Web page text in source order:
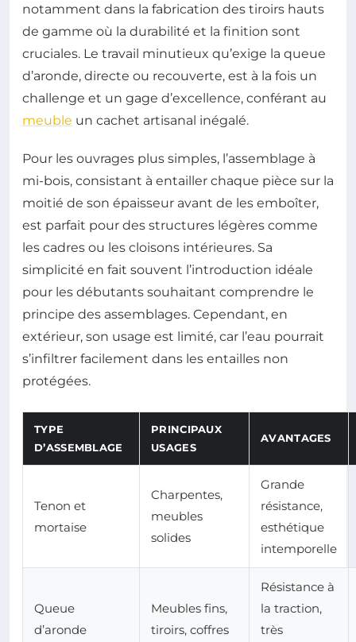
notamment dans la fabrication des tiroirs hauts
de gamme où la durabilité et la finition sont
cruciales. Le travail minutieux qu’exige la queue
d’aronde, directe ou recouverte, est à la fois un
challenge et un gage d’excellence, conférant au
meuble un cachet artisanal inégalé.
Pour les ouvrages plus simples, l’assemblage à
mi-bois, consistant à entailler chaque pièce sur la
moitié de son épaisseur avant de les emboîter,
est parfait pour des structures légères comme
les cadres ou les cloisons intérieures. Sa
simplicité en fait souvent l’introduction idéale
pour les débutants souhaitant comprendre le
principe des assemblages. Cependant, en
extérieur, son usage est limité, car l’eau pourrait
s’infiltrer facilement dans les entailles non
protégées.
TYPE
D’ASSEMBLAGE
PRINCIPAUX
USAGES
AVANTAGES
Tenon et
mortaise
Charpentes,
meubles
solides
Grande
résistance,
esthétique
intemporelle
Queue
d’aronde
Meubles fins,
tiroirs, coffres
Résistance à
la traction,
très